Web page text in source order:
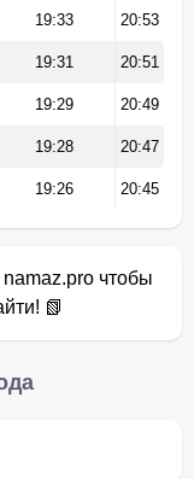
19:33 20:53
19:31 20:51
19:29 20:49
19:28 20:47
19:26 20:45
чтобы
📗